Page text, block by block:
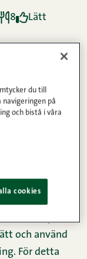
8 Lätt
vi vår
och använd
För detta
du till
på
och bistå i våra
cookies